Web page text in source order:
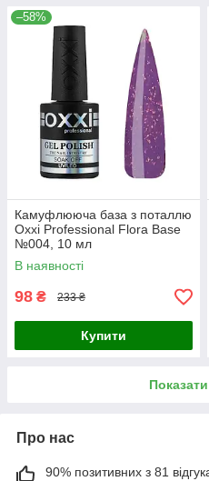
–58%
Камуфлююча база з поталлю
Oxxi Professional Flora Base
№004, 10 мл
В наявності
98 ₴ 233 ₴
Купити
Про нас
90% позитивних з 81